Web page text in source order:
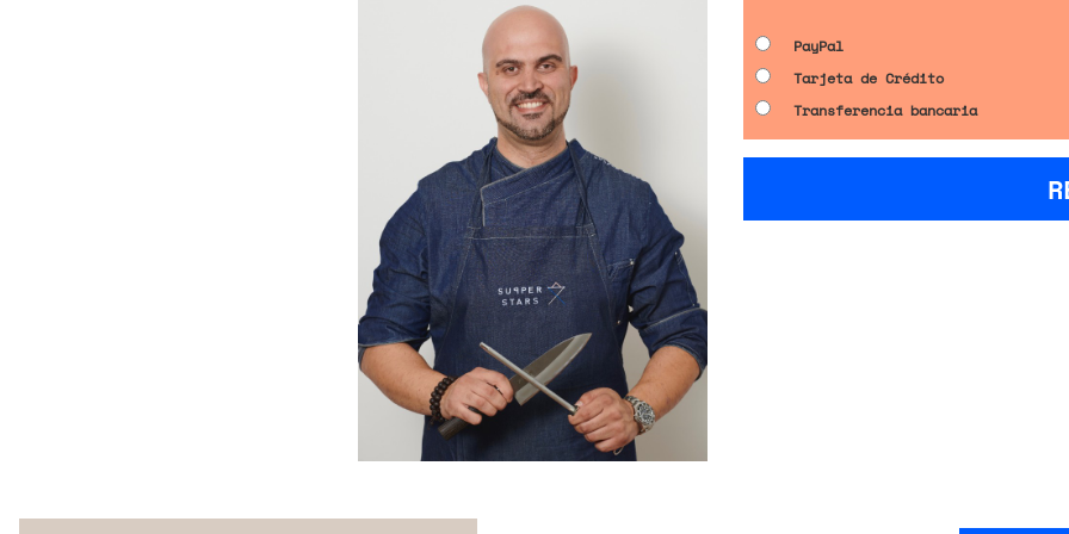
PayPal
Tarjeta de Crédito
Transferencia bancaria